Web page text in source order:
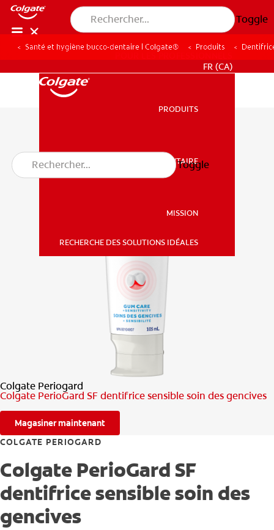
Toggle
SANTÉ BUCCO-DENTAIRE
RECHERCHE DES SOLUTIONS IDÉALES
FR (CA)
PRODUITS
SANTÉ BUCCO-DENTAIRE
MISSION
RECHERCHE DES SOLUTIONS IDÉALES
Toggle
Santé et hygiène bucco-dentaire | Colgate® Produits
Colgate Periogard
Colgate PerioGard SF dentifrice sensible soin des gencives
Magasiner maintenant
COLGATE PERIOGARD
Colgate PerioGard SF
dentifrice sensible soin des
gencives